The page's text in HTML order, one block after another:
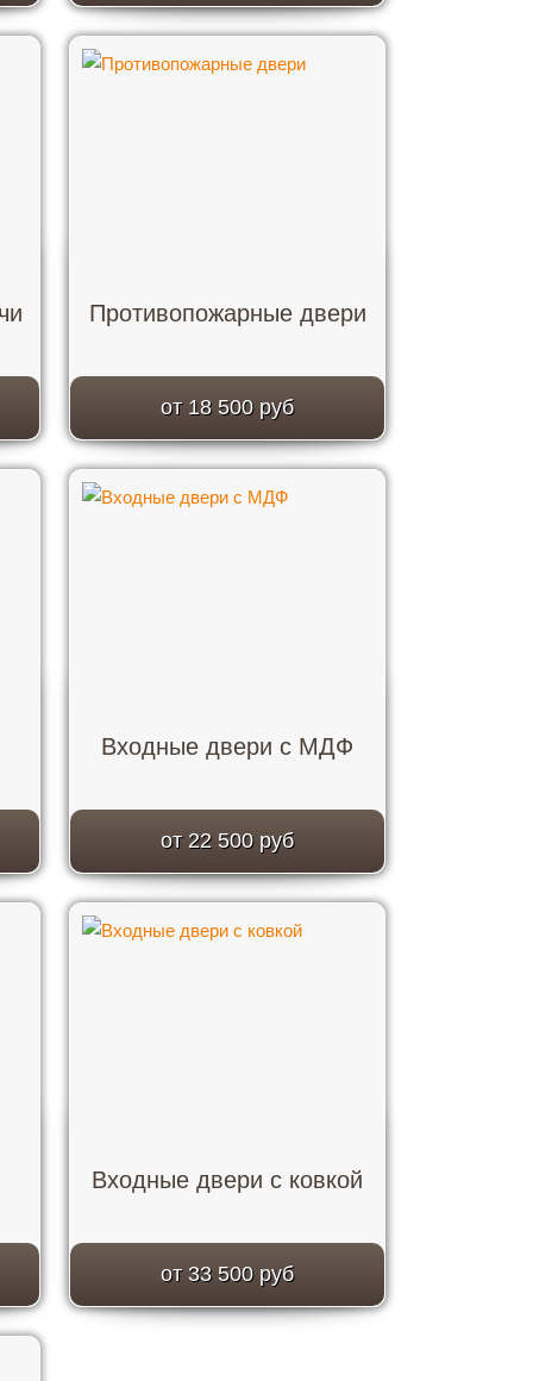
Противопожарные двери
от 18 500 руб
Входные двери с МДФ
от 22 500 руб
Входные двери с ковкой
от 33 500 руб